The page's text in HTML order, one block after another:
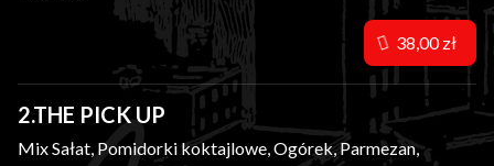
2.THE PICK UP
Mix Sałat, Pomidorki koktajlowe, Ogórek, Parmezan,